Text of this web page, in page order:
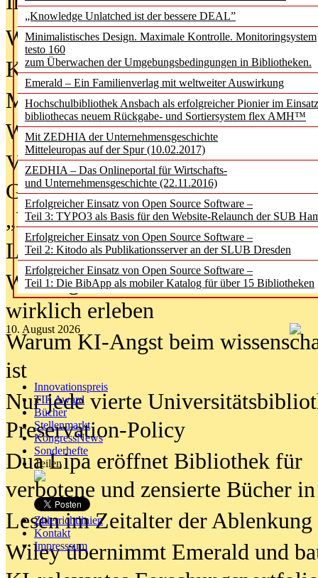
„Knowledge Unlatched ist der bessere DEAL”
Minimalistisches Design. Maximale Kontrolle. Monitoringsystem
testo 160
zum Überwachen der Umgebungsbedingungen in Bibliotheken.
Emerald – Ein Familienverlag mit weltweiter Auswirkung
Hochschulbibliothek Ansbach als erfolgreicher Pionier im
bibliothecas neuem Rückgabe- und Sortiersystem flex AMH™
Mit ZEDHIA der Unternehmensgeschichte
Mitteleuropas auf der Spur (10.02.2017)
ZEDHIA – Das Onlineportal für Wirtschafts-
und Unternehmensgeschichte (22.11.2016)
Erfolgreicher Einsatz von Open Source Software –
Teil 3: TYPO3 als Basis für den Website-Relaunch der SUB
Erfolgreicher Einsatz von Open Source Software –
Teil 2: Kitodo als Publikationsserver an der SLUB Dresden
Erfolgreicher Einsatz von Open Source Software –
Teil 1: Die BibApp als mobiler Katalog für über 15 Bibliotheken
10. August 2026
Innovationspreis
TIP Award
Bücher
Stellenmarkt
KongressNews
Sonderhefte
Teilen
Zitierrichtlinien
Kontakt
Impresssum
Was Hochschul­bibliotheken von
Kinder in der digitalen Welt
Metadaten als Infrastruktur
Wenn Bots katalogisieren
Von Abschlusskleidern bis
Geisterjagd-Ausrüstung in der
„Library of Things“ unterwegs
Lesen als Infrastrukturaufgabe
Wie Jugendliche Social Media
wirklich erleben
Warum KI-Angst beim
ist
Nur jede vierte
Preservation-Policy
Dua Lipa eröffnet Bibliothek für
verbotene und zensierte Bücher
Lesen im Zeitalter der Ablenkung
Wiley übernimmt Emerald und